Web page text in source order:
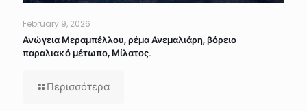
February 9, 2026
Ανώγεια Μεραμπέλλου, ρέμα Ανεμαλιάρη, βόρειο
παραλιακό μέτωπο, Μίλατος.
Περισσότερα